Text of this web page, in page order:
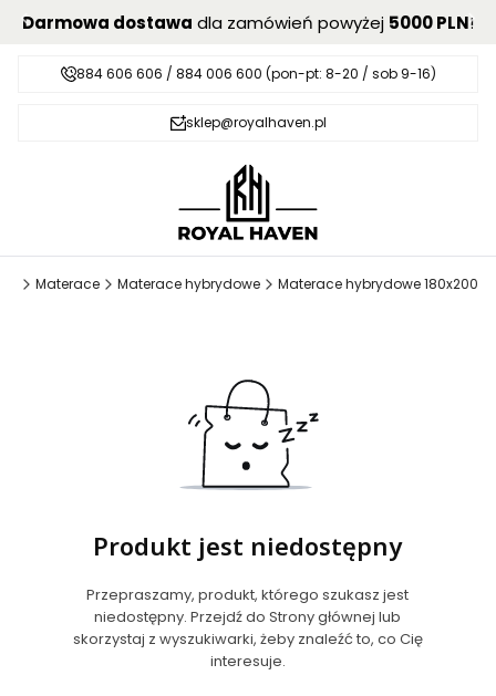
Darmowa dostawa dla zamówień powyżej 5000 PLN!
884 606 606 / 884 006 600 (pon-pt: 8-20 / sob 9-16)
sklep@royalhaven.pl
Materace Materace hybrydowe Materace hybrydowe 180x200
Produkt jest niedostępny
Przepraszamy, produkt, którego szukasz jest
niedostępny. Przejdź do Strony głównej lub
skorzystaj z wyszukiwarki, żeby znaleźć to, co Cię
interesuje.